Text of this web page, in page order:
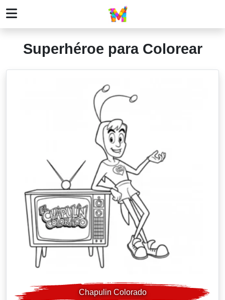
Superhéroe para Colorear
Chapulin Colorado